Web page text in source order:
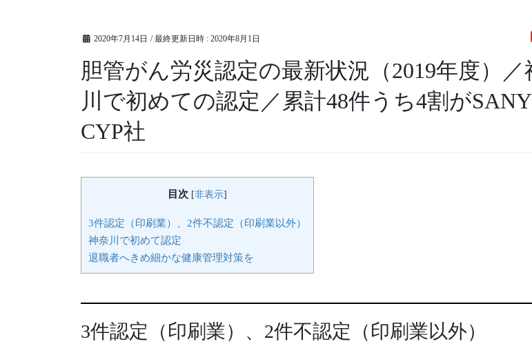
2020年7月14日 / 最終更新日時 : 2020年8月1日
胆管がん労災認定の最新状況（2019年度）／
川で初めての認定／累計48件うち4割が
CYP社
目次 [非表示]
3件認定（印刷業）、2件不認定（印刷業以外）
神奈川で初めて認定
退職者へきめ細かな健康管理対策を
3件認定（印刷業）、2件不認定（印刷業以外）